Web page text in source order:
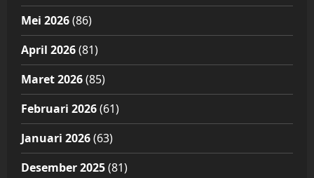
Mei 2026(86)
April 2026(81)
Maret 2026(85)
Februari 2026(61)
Januari 2026(63)
Desember 2025(81)